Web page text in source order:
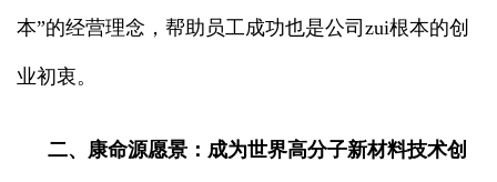
本”的经营理念，帮助员工成功也是公司zui根本的创
业初衷。
二、康命源愿景：成为世界高分子新材料技术创